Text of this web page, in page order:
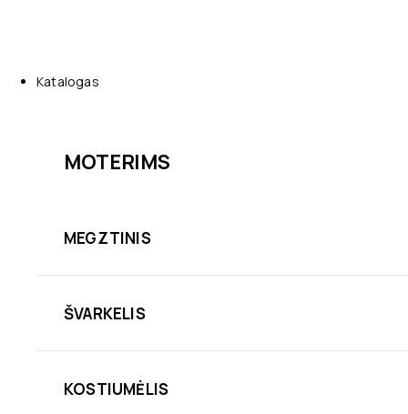
Katalogas
MOTERIMS
MEGZTINIS
ŠVARKELIS
KOSTIUMĖLIS